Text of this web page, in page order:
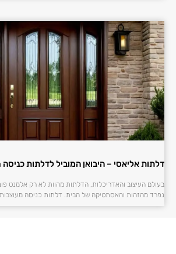
דלתות אליאסי – היבואן המוביל לדלתות
בעולם העיצוב והאדריכלות, הדלתות מהוות לא רק אלמנט
נפרד מהזהות והאסתטיקה של הבית. דלתות כניסה